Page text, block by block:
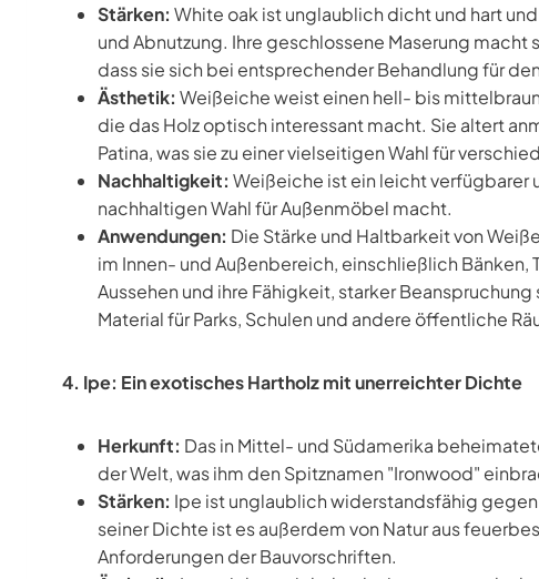
Stärken: White oak ist unglaublich dicht und hart
und Abnutzung. Ihre geschlossene Maserung
dass sie sich bei entsprechender Behandlung für
Ästhetik: Weißeiche weist einen hell- bis
die das Holz optisch interessant macht. Sie altert
Patina, was sie zu einer vielseitigen Wahl für
Nachhaltigkeit: Weißeiche ist ein leicht verfügbarer
nachhaltigen Wahl für Außenmöbel macht.
Anwendungen: Die Stärke und Haltbarkeit von
im Innen- und Außenbereich, einschließlich Bänken,
Aussehen und ihre Fähigkeit, starker
Material für Parks, Schulen und andere öffentliche
4. Ipe: Ein exotisches Hartholz mit unerreichter Dichte
Herkunft: Das in Mittel- und Südamerika
der Welt, was ihm den Spitznamen "Ironwood"
Stärken: Ipe ist unglaublich widerstandsfähig gegen
seiner Dichte ist es außerdem von Natur aus
Anforderungen der Bauvorschriften.